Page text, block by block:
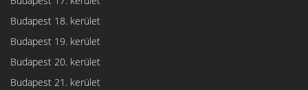
Budapest 18. kerület
Budapest 19. kerület
Budapest 20. kerület
Budapest 21. kerület